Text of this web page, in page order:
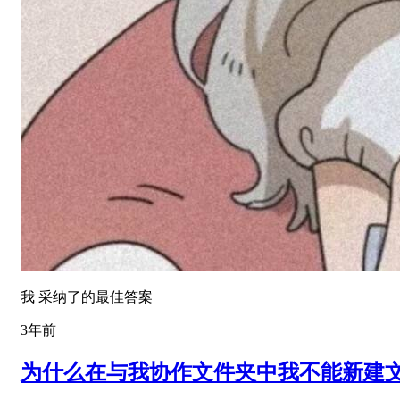
我 采纳了的最佳答案
3年前
为什么在与我协作文件夹中我不能新建